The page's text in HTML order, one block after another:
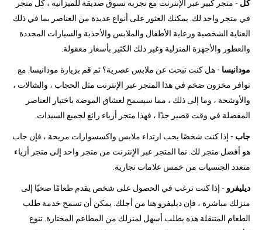
كل - متجر كبير عبر الإنترنت مع تجربة تسوق صديقة للميزانية ، كل متجر
في متجر واحد لك. يمكنك العثور على أنواع عديدة من العناصر بما في ذلك
العناية الشخصية ورعاية الأطفال والملابس والأحذية والسيارات المجددة
والعطور والأجهزة المنزلية وغير ذلك الكثير بأسعار معقولة.
مودانيسا - هل كنت تبحث عن ملابس عصرية؟ ثم قم بزيارة مودانيسا. مع
توافر مخزون ضخم في هذا المتجر عبر الإنترنت مثل الحجاب ، والشالات ،
والأوشحة ، وما إلى ذلك ، مما سيسمح لعشاق الموضة باختيار العناصر
المفضلة في وقت قصير جدًا ، فهذا متجر أزياء رائع لجميع السيدات.
جاب - إذا كنت شخصًا يحب ارتداء ملابس واكسسوارات مريحة ، فإن جاب
هو أفضل متجر لك. نما المتجر عبر الإنترنت من متجر واحد إلى متجر أزياء
متعدد الجنسيات من خمس علامات تجارية.
ديليفرو - إذا كنت ترغب في الحصول على شخص يقدم طعامًا صحيًا إلى
منزلك مباشرة ، فإن ديليفرو هنا من أجلك. يمكن أن تسمح خدمة طلب
الطعام المتنقلة هذه بطلب أسهل لمنزلك من المطاعم المختارة. تنوع